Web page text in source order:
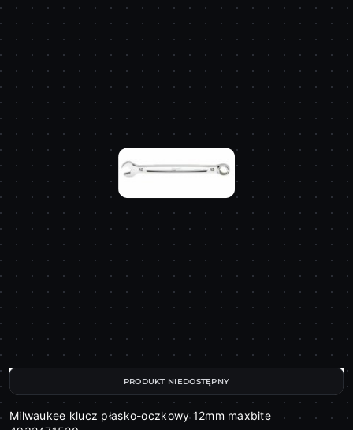
Milwaukee klucz płasko-oczkowy 12mm maxbite
PRODUKT NIEDOSTĘPNY